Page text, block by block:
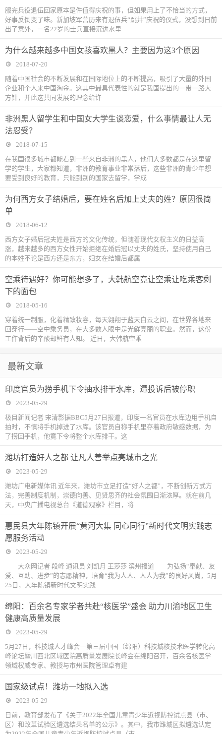
服完兵役退伍回家原本是件值得庆祝的事，但如果用上了不恰当的方式，
好事反倒变了味。新加坡军营历来有退伍兵“跳井”庆祝的仪式，没想到日前
出了意外，一名22岁的士兵直接沉进水里
为什么越来越多中国女孩喜欢黑人？主要因为这3个原因
2018-07-20
随着中国社会的不断发展和在国际地位上的不断提高，吸引了大量的外国
企业和个人来中国淘金。这其中最具代表性的就是我国提出的一带一路大
方针，并此这共同发展的理念给许
非洲黑人留学生和中国女大学生谈恋爱，什么事情最让人无
法忍受？
2018-07-15
在我国很多城市都能看到一些来自非洲的黑人，他们大多数都是在这里留
学的学生，大家都知道，非洲的教育事业非常落后，这些非洲的青少年想
要受到良好的教育，只能到别的国家去留学，学成
为何西方女子结婚后，要在姓名后加上丈夫的姓？原因很简
单
2018-06-12
西方女子婚后冠夫姓是西方的文化传统，但随着现代女权主义的日益高
涨，越来越多的西方女性开始拒绝在婚后冠以丈夫的姓氏，坚持使用自己
的本姓不论是西方还是东方，妇女在结婚后都属
空乘待遇好？你可能想多了，大韩航空竟让空乘让吃乘客剩
下的面包
2018-05-16
穿着统一制服，化着精致妆容，每天翱翔于蓝天白云之间，在世界各地来
回穿行——空中乘务员，在大多数人眼中是光鲜亮丽的职业。然而，这份
工作背后的辛酸却鲜有人知。 近日，大韩航空乘
最新文章
印度官员为捞手机下令抽水排干水库，遭投诉后被停职
2023-05-29
极目新闻记者 宋清影据BBC5月27日报道，印度一名官员在水库边用手机自
拍时，不慎将手机掉进了水库。该官员自称手机里存着政府敏感数据，为
了捞回手机，他竟下令将整个水库排干。这
潍坊打造好人之都 让凡人善举点亮城市之光
2023-05-29
潍坊广电新媒体讯 近年来，潍坊市立足打造“好人之都”，不断创新方式方
法，完善制度机制，崇德向善、见贤思齐的社会氛围日渐浓厚。就在前几
天，中央广播电视总台《道德观察》栏目，将
惠民县大年陈镇开展“黄河大集 同心同行”新时代文明实践志
愿服务活动
2023-05-29
大众网记者 段峰 通讯员 刘凯月 王莎莎 滨州报道 为弘扬“奉献、友
爱、互助、进步”的志愿精神，培育“我为人人、人人为我”的良好风尚，5月
25日，大年陈镇新时代文明实践
绵阳：百余名专家学者共赴“核医学”盛会 助力川渝地区卫生
健康高质量发展
2023-05-29
5月27日，科技城人才峰会—第三届中国（绵阳）科技城核技术医学转化高
峰论坛暨川西北区域医院高质量发展院长峰会在绵阳召开，百余名核医学
领域权威专家、教授与市州医院管理卓有建
国家级试点！潍坊一地拟入选
2023-05-29
日前，教育部发布了《关于2022年全国儿童青少年近视防控试点县（市、
区）和改革试验区遴选结果名单的公示》。其中，我市潍城区拟遴选认定